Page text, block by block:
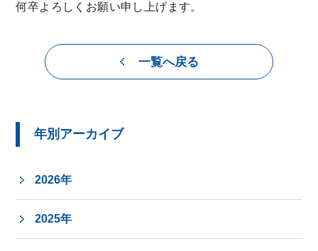
何卒よろしくお願い申し上げます。
一覧へ戻る
年別アーカイブ
2026年
2025年